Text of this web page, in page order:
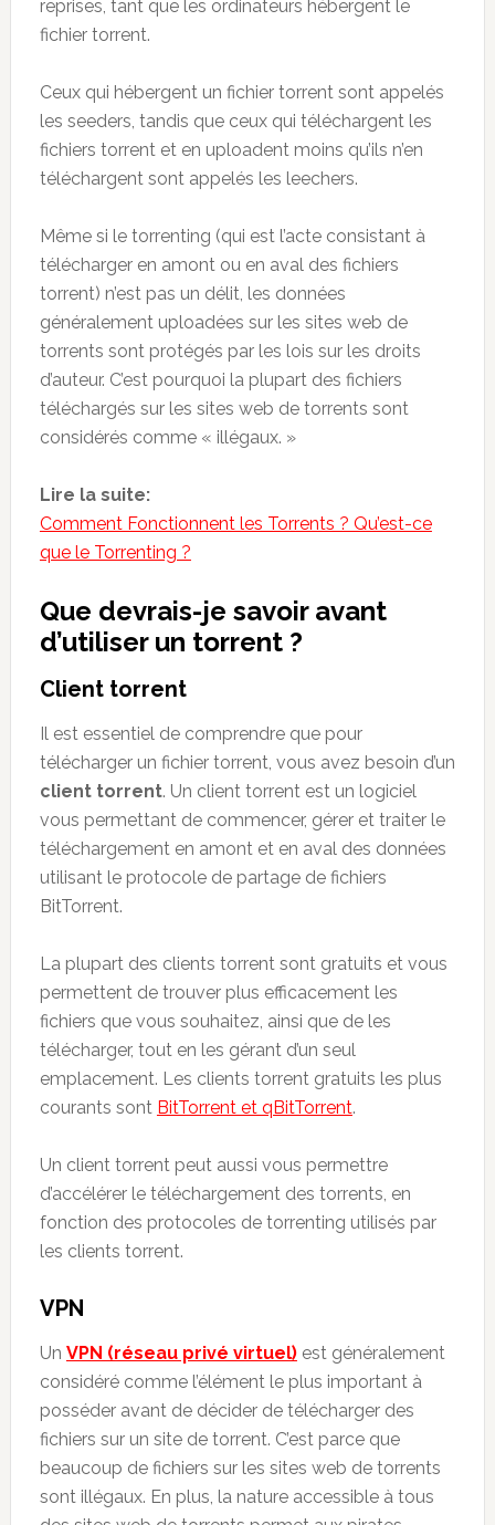
reprises, tant que les ordinateurs hébergent le
fichier torrent.
Ceux qui hébergent un fichier torrent sont appelés
les seeders, tandis que ceux qui téléchargent les
fichiers torrent et en uploadent moins qu’ils n’en
téléchargent sont appelés les leechers.
Même si le torrenting (qui est l’acte consistant à
télécharger en amont ou en aval des fichiers
torrent) n’est pas un délit, les données
généralement uploadées sur les sites web de
torrents sont protégés par les lois sur les droits
d’auteur. C’est pourquoi la plupart des fichiers
téléchargés sur les sites web de torrents sont
considérés comme « illégaux. »
Lire la suite:
Comment Fonctionnent les Torrents ? Qu’est-ce
que le Torrenting ?
Que devrais-je savoir avant
d’utiliser un torrent ?
Client torrent
Il est essentiel de comprendre que pour
télécharger un fichier torrent, vous avez besoin d’un
client torrent. Un client torrent est un logiciel
vous permettant de commencer, gérer et traiter le
téléchargement en amont et en aval des données
utilisant le protocole de partage de fichiers
BitTorrent.
La plupart des clients torrent sont gratuits et vous
permettent de trouver plus efficacement les
fichiers que vous souhaitez, ainsi que de les
télécharger, tout en les gérant d’un seul
emplacement. Les clients torrent gratuits les plus
courants sont BitTorrent et qBitTorrent.
Un client torrent peut aussi vous permettre
d’accélérer le téléchargement des torrents, en
fonction des protocoles de torrenting utilisés par
les clients torrent.
VPN
Un VPN (réseau privé virtuel) est généralement
considéré comme l’élément le plus important à
posséder avant de décider de télécharger des
fichiers sur un site de torrent. C’est parce que
beaucoup de fichiers sur les sites web de torrents
sont illégaux. En plus, la nature accessible à tous